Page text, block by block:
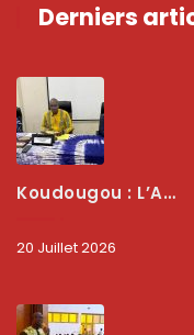
Derniers
Koudougou : L’ARCEP Renforce Le Dialogue Avec Les Associations De Consommateurs Pour Mieux Protéger Les Usagers
20 Juillet 2026